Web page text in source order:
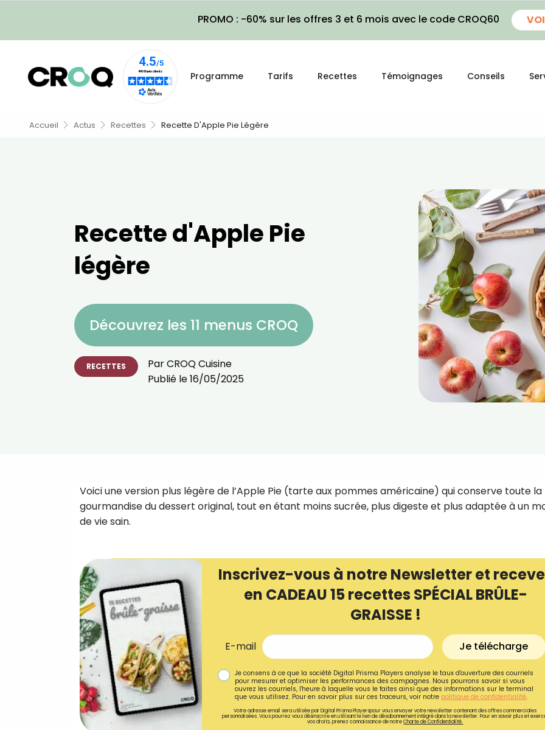
PROMO : -60% sur les offres 3 et 6 mois avec le code CROQ60
Programme Tarifs Recettes Témoignages Conseils
Accueil Actus Recettes Recette D'Apple Pie Légère
Recette d'Apple Pie
légère
Découvrez les 11 menus CROQ
RECETTES ParCROQ Cuisine
Publié le16/05/2025
Voici une version plus légère de l’Apple Pie (tarte aux pommes américaine) qui conserve toute la
gourmandise du dessert original, tout en étant moins sucrée, plus digeste et plus adaptée à un
de vie sain.
Inscrivez-vous à notre Newsletter et
en CADEAU 15 recettes SPÉCIAL BRÛLE-
GRAISSE !
E-mail Je télécharge
Je consens à ce que la société Digital Prisma Players analyse le taux d'ouverture des courriels
pour mesurer et optimiser les performances des campagnes. Nous pourrons savoir si vous
ouvrez les courriels, l'heure à laquelle vous le faites ainsi que des informations sur le terminal
que vous utilisez. Pour en savoir plus sur ces traceurs, voir notre politique de confidentialité.
Votre adresse email sera utilisée par Digital Prisma Playerspour vous envoyer votre newsletter contenant des offres commerciales
personnalisées. Vous pourrez vous désinscrire en utilisant le lien de désabonnement intégré dans la newsletter. Pour en savoir plus et
vos droits, prenez connaissance de notreCharte de Confidentialité.